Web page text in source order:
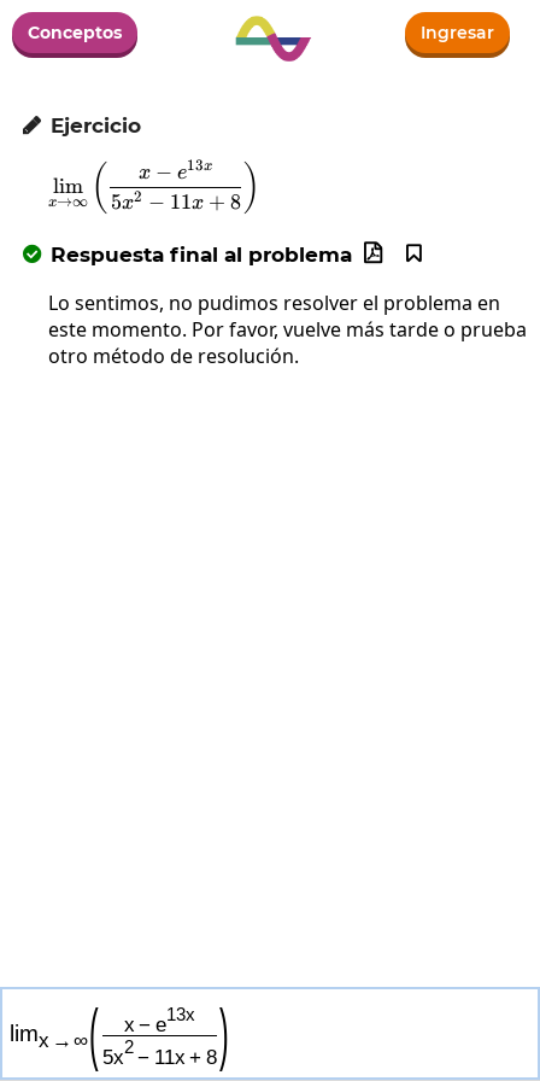
Conceptos Ingresar
 Ejercicio
\lim_{x\to\infty}\left(\frac{x-
x→∞
lim ( 5x2 − 11x + 8
x − e13x )
 Respuesta final al problema 

Lo sentimos, no pudimos resolver el problema en
este momento. Por favor, vuelve más tarde o prueba
otro método de resolución.
limx → ∞( x − e13x
5x2 − 11x + 8)